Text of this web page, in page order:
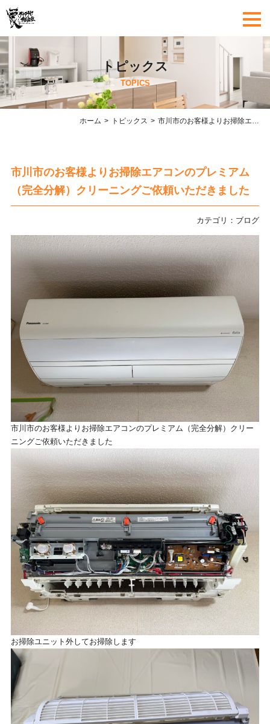
トピックス
TOPICS
ホーム トピックス 市川市のお客様よりお掃除エアコンのプレミアム（完全分解）クリーニングご依頼いただきました
市川市のお客様よりお掃除エアコンのプレミアム
（完全分解）クリーニングご依頼いただきました
カテゴリ： ブログ
市川市のお客様よりお掃除エアコンのプレミアム（完全分解）クリー
ニングご依頼いただきました
お掃除ユニット外してお掃除します